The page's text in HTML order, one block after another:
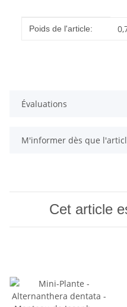
Poids de l'article:
Évaluations
M'informer dès que
Cet article